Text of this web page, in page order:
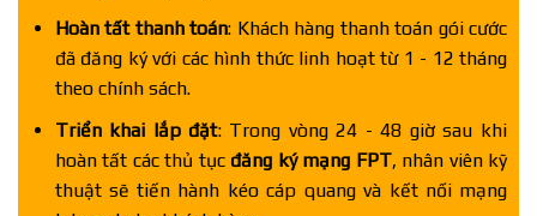
Hoàn tất thanh toán: Khách hàng thanh toán gói cước
đã đăng ký với các hình thức linh hoạt từ 1 - 12 tháng
theo chính sách.
Triển khai lắp đặt: Trong vòng 24 - 48 giờ sau khi
hoàn tất các thủ tục đăng ký mạng FPT, nhân viên kỹ
thuật sẽ tiến hành kéo cáp quang và kết nối mạng